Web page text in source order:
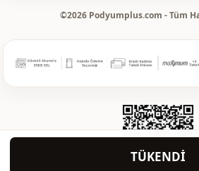
TÜKENDİ
©2026 Podyumplus.com - Tüm